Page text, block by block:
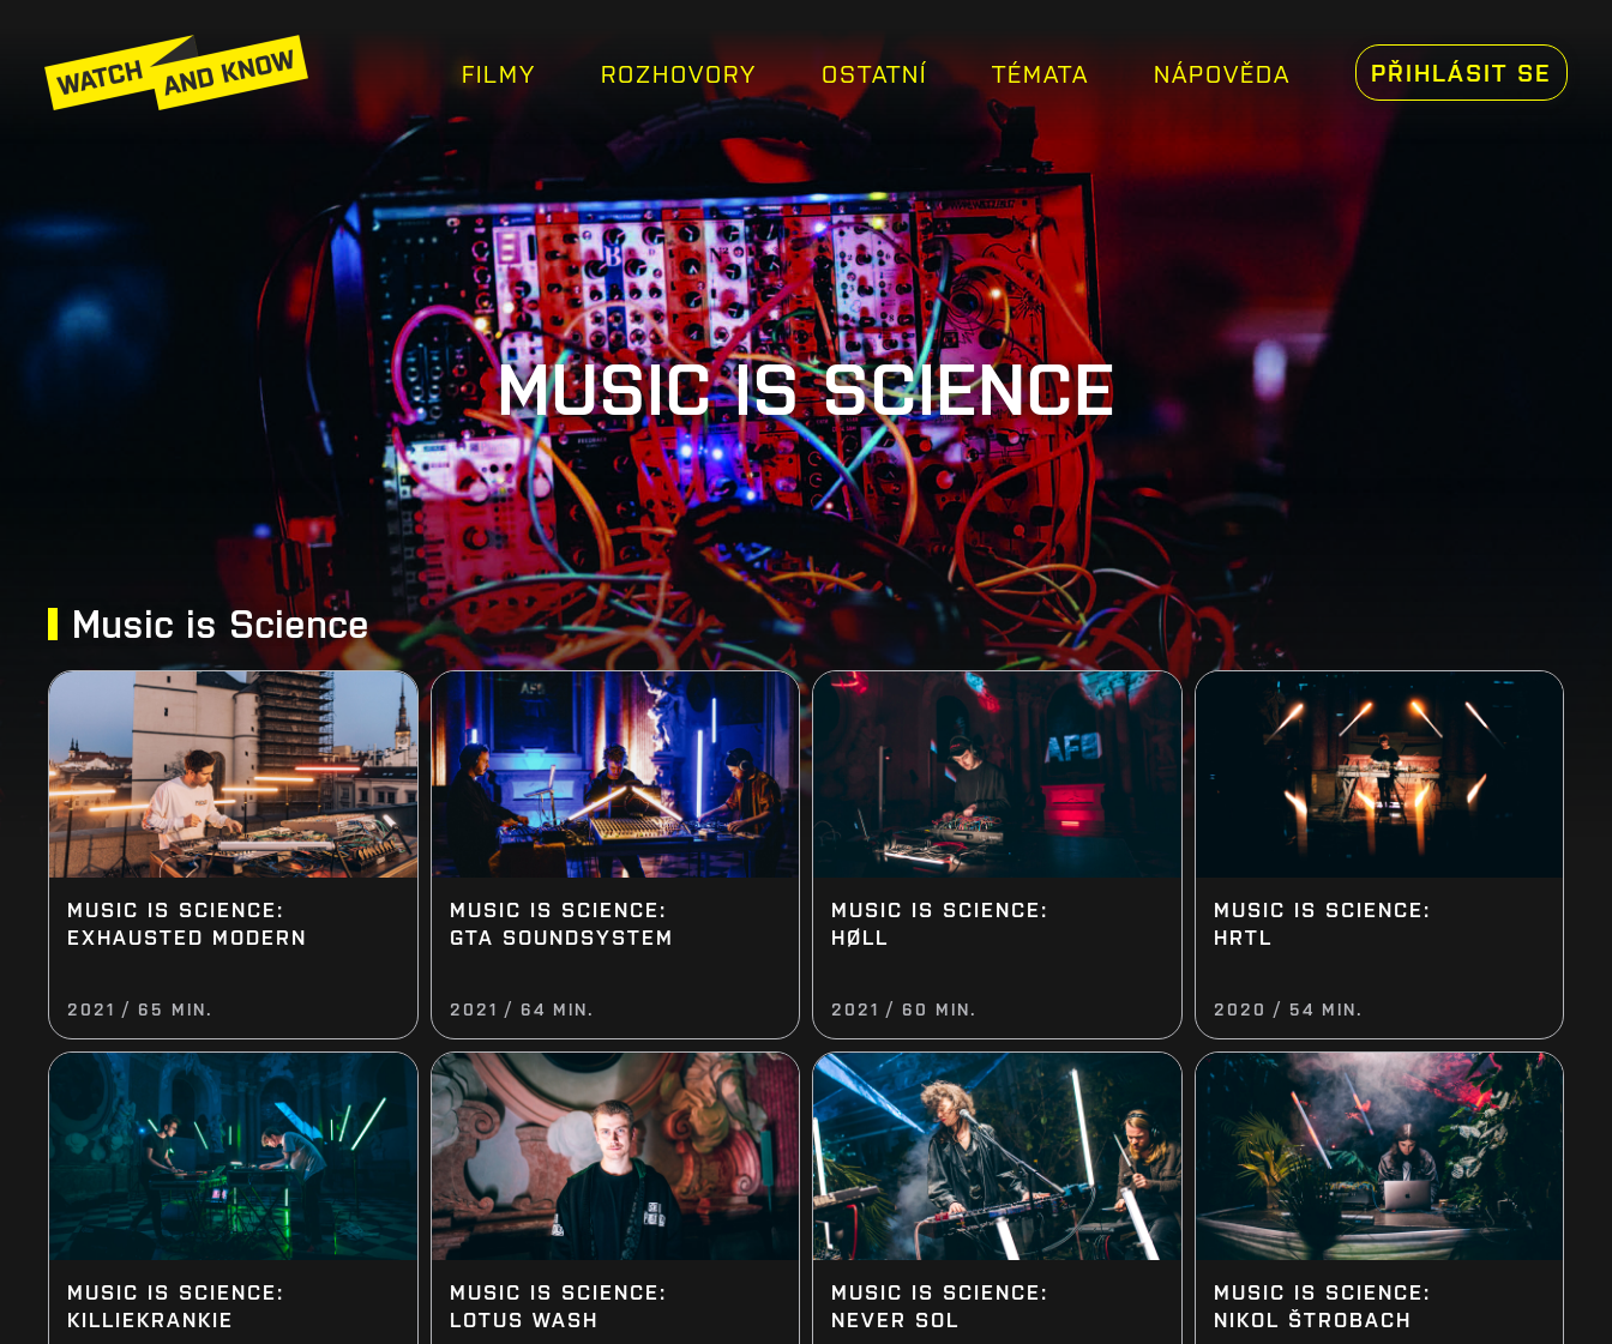
FILMY ROZHOVORY OSTATNÍ TÉMATA NÁPOVĚDA PŘIHLÁSIT SE
MUSIC IS SCIENCE
Music is Science
MUSIC IS SCIENCE:
EXHAUSTED MODERN
2021 / 65 MIN.
MUSIC IS SCIENCE:
GTA SOUNDSYSTEM
2021 / 64 MIN.
MUSIC IS SCIENCE:
HØLL
2021 / 60 MIN.
MUSIC IS SCIENCE:
HRTL
2020 / 54 MIN.
MUSIC IS SCIENCE:
KILLIEKRANKIE
MUSIC IS SCIENCE:
LOTUS WASH
MUSIC IS SCIENCE:
NEVER SOL
MUSIC IS SCIENCE:
NIKOL ŠTROBACH